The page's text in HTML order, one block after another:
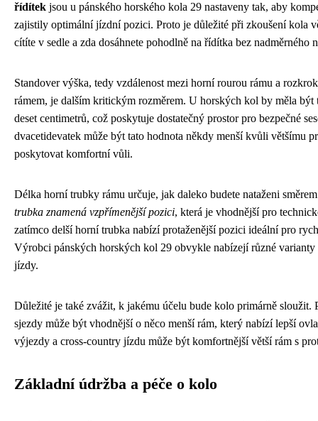
řídítek jsou u pánského horského kola 29 nastaveny tak, aby
zajistily optimální jízdní pozici. Proto je důležité při zkoušení kola
cítíte v sedle a zda dosáhnete pohodlně na řídítka bez nadměrného
Standover výška, tedy vzdálenost mezi horní rourou rámu a
rámem, je dalším kritickým rozměrem. U horských kol by měla být
deset centimetrů, což poskytuje dostatečný prostor pro bezpečné
dvacetidevatek může být tato hodnota někdy menší kvůli většímu
poskytovat komfortní vůli.
Délka horní trubky rámu určuje, jak daleko budete nataženi
trubka znamená vzpřímenější pozici, která je vhodnější pro
zatímco delší horní trubka nabízí protaženější pozici ideální pro
Výrobci pánských horských kol 29 obvykle nabízejí různé varianty
jízdy.
Důležité je také zvážit, k jakému účelu bude kolo primárně sloužit.
sjezdy může být vhodnější o něco menší rám, který nabízí lepší
výjezdy a cross-country jízdu může být komfortnější větší rám s
Základní údržba a péče o kolo